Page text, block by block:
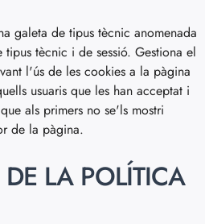
galeta de tipus tècnic anomenada
tècnic i de sessió. Gestiona el
l'ús de les cookies a la pàgina
usuaris que les han acceptat i
als primers no se'ls mostri
de la pàgina.
LA POLÍTICA